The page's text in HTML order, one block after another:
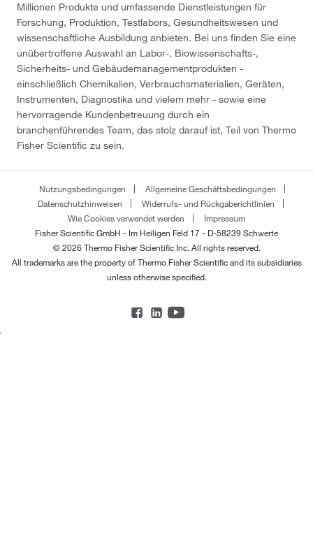
Millionen Produkte und umfassende Dienstleistungen für
Forschung, Produktion, Testlabors, Gesundheitswesen und
wissenschaftliche Ausbildung anbieten. Bei uns finden Sie eine
unübertroffene Auswahl an Labor-, Biowissenschafts-,
Sicherheits- und Gebäudemanagementprodukten -
einschließlich Chemikalien, Verbrauchsmaterialien, Geräten,
Instrumenten, Diagnostika und vielem mehr - sowie eine
hervorragende Kundenbetreuung durch ein
branchenführendes Team, das stolz darauf ist, Teil von Thermo
Fisher Scientific zu sein.
Nutzungsbedingungen
Allgemeine Geschäftsbedingungen
Datenschutzhinweisen
Widerrufs- und Rückgaberichtlinien
Wie Cookies verwendet werden
Impressum
Fisher Scientific GmbH - Im Heiligen Feld 17 - D-58239 Schwerte
© 2026 Thermo Fisher Scientific Inc. All rights reserved.
All trademarks are the property of Thermo Fisher Scientific and its subsidiaries
unless otherwise specified.